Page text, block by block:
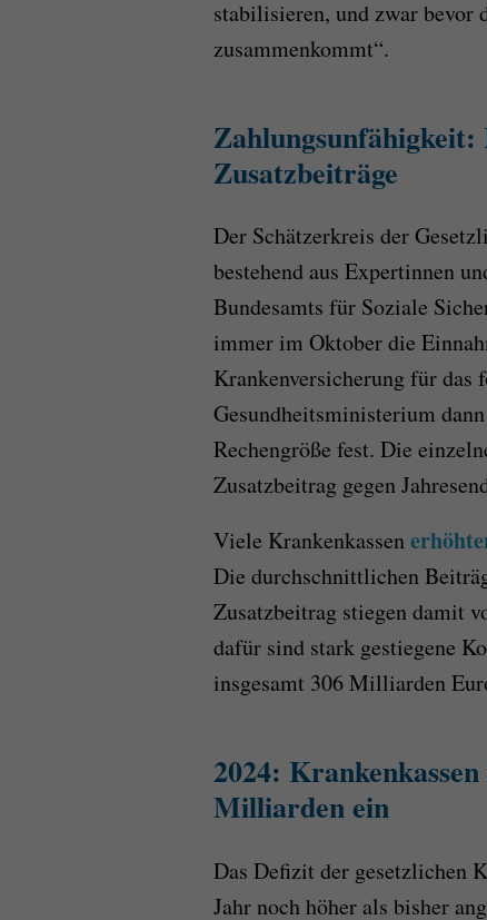
stabilisieren, und zwar bevor
zusammenkommt“.
Zahlungsunfähigkeit:
Zusatzbeiträge
Der Schätzerkreis der
bestehend aus Expertinnen
Bundesamts für Soziale
immer im Oktober die
Krankenversicherung für das
Gesundheitsministerium
Rechengröße fest. Die
Zusatzbeitrag gegen
Viele Krankenkassen
Die durchschnittlichen
Zusatzbeitrag stiegen damit
dafür sind stark gestiegene
insgesamt 306 Milliarden
2024:
Milliarden ein
Das Defizit der gesetzlichen
Jahr noch höher als bisher